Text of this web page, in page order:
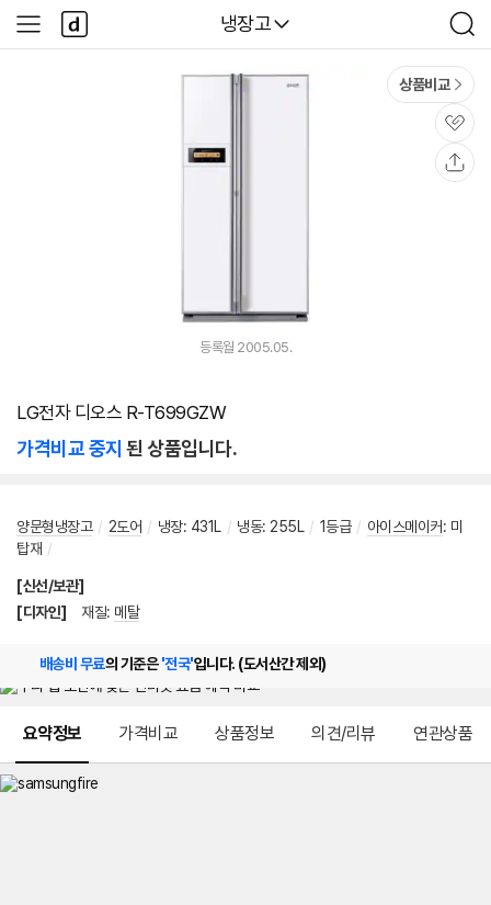
다나와
냉장고
검
색
사
이
다
나
와
상품비교
관
심
등록월 2005.05.
LG전자 디오스 R-T699GZW
가격비교 중지 된 상품입니다.
양문형냉장고 / 2도어 / 냉장: 431L / 냉동: 255L / 1등급 / 아이스메이커: 미
탑재 /
[신선/보관]
[디자인]
재질: 메탈
배송비 무료의 기준은'전국'입니다. (도서산간 제외)
요약정보 가격비교 상품정보 의견/리뷰 연관상품